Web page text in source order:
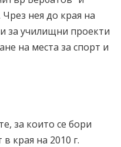
нея до края на
за училищни проекти
на места за спорт и
за които се бори
края на 2010 г.